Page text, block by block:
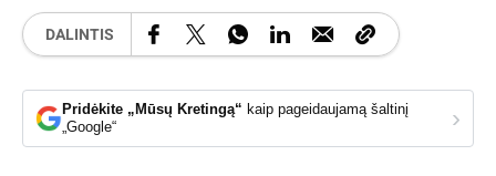
DALINTIS
Pridėkite „Mūsų Kretingą“ kaip pageidaujamą šaltinį
„Google“
›